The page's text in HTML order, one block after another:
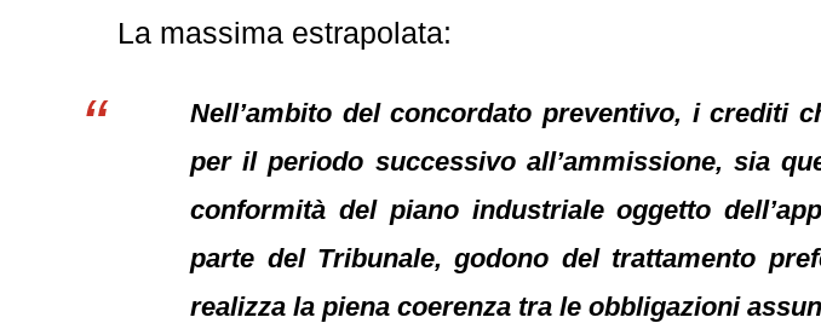
La massima estrapolata:
Nell’ambito del concordato preventivo, i crediti
per il periodo successivo all’ammissione, sia
conformità del piano industriale oggetto
parte del Tribunale, godono del trattamento
realizza la piena coerenza tra le obbligazioni